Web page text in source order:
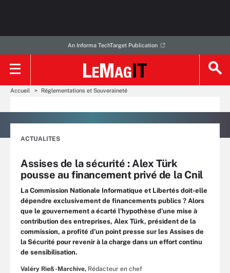
An Informa TechTarget Publication
Accueil Réglementations et Souveraineté
ACTUALITES
Assises de la sécurité : Alex Türk
pousse au financement privé de la Cnil
La Commission Nationale Informatique et Libertés doit-elle
dépendre exclusivement de financements publics ? Alors
que le gouvernement a écarté l’hypothèse d’une mise à
contribution des entreprises, Alex Türk, président de la
commission, a profité d’un point presse sur les Assises de
la Sécurité pour revenir à la charge dans un effort continu
de sensibilisation.
Valéry Rieß-Marchive, Rédacteur en chef